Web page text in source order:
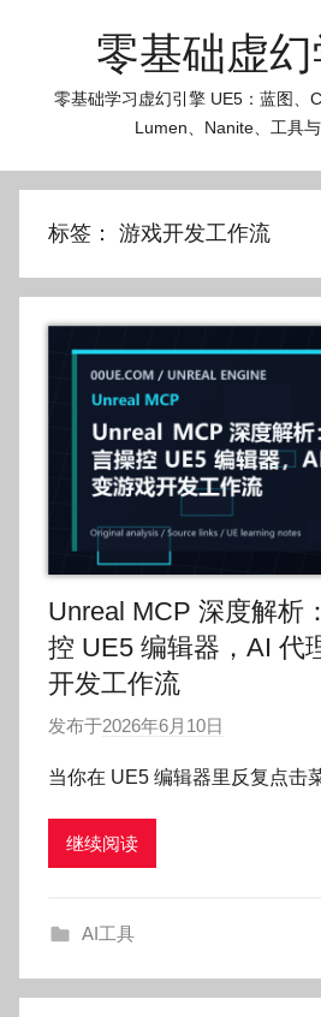
零基础虚幻
零基础学习虚幻引擎 UE5：蓝图、
Lumen、Nanite、工具与
标签： 游戏开发工作流
Unreal MCP 深度解析
控 UE5 编辑器，AI 代
开发工作流
发布于2026年6月10日
:
o
当你在 UE5 编辑器里反复点击
继续阅读
AI工具